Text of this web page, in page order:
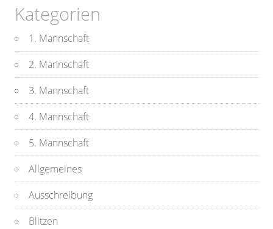
Kategorien
1. Mannschaft
2. Mannschaft
3. Mannschaft
4. Mannschaft
5. Mannschaft
Allgemeines
Ausschreibung
Blitzen